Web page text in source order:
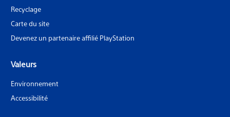
Recyclage
Carte du site
Devenez un partenaire affilié PlayStation
Valeurs
Environnement
Accessibilité